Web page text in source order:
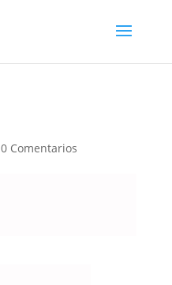
0 Comentarios